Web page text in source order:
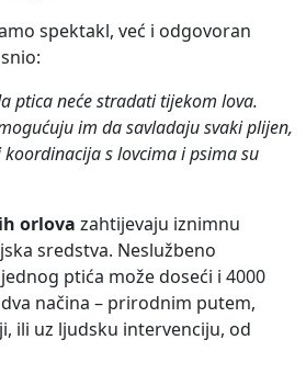
spektakl, već i odgovoran
ptica neće stradati tijekom lova.
im da savladaju svaki plijen,
s lovcima i psima su
orlova zahtijevaju iznimnu
sredstva. Neslužbeno
ptića može doseći i 4000
načina – prirodnim putem,
ili uz ljudsku intervenciju, od